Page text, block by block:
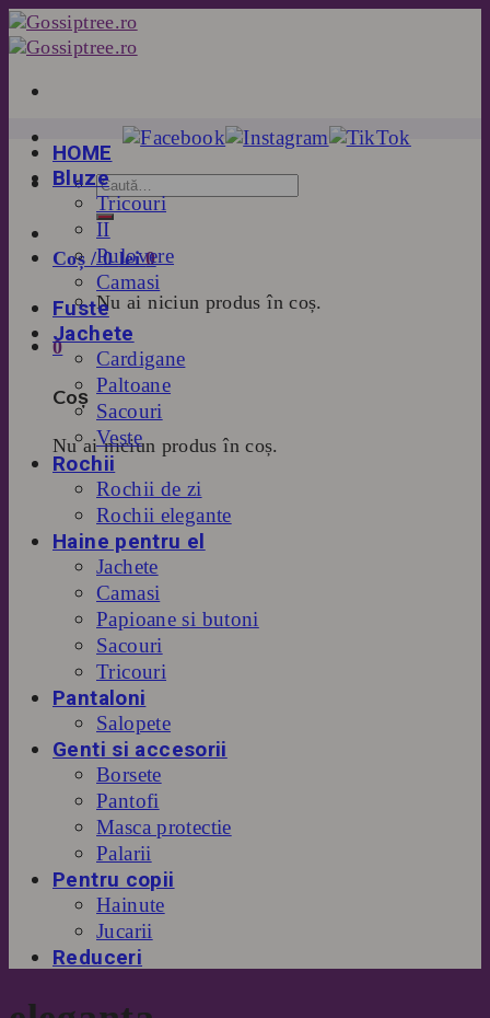
Skip
to
Coș /0lei 0
Nu ai niciun produs în coș.
0
Coș
Nu ai niciun produs în coș.
HOME
Bluze
Tricouri
II
Pulovere
Camasi
Fuste
Jachete
Cardigane
Paltoane
Sacouri
Veste
Rochii
Rochii de zi
Rochii elegante
Haine pentru el
Jachete
Camasi
Papioane si butoni
Sacouri
Tricouri
Pantaloni
Salopete
Genti si accesorii
Borsete
Pantofi
Masca protectie
Palarii
Pentru copii
Hainute
Jucarii
Reduceri